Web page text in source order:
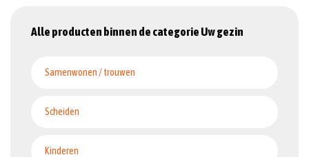
Alle producten binnen de categorie Uw gezin
Samenwonen / trouwen
Scheiden
Kinderen